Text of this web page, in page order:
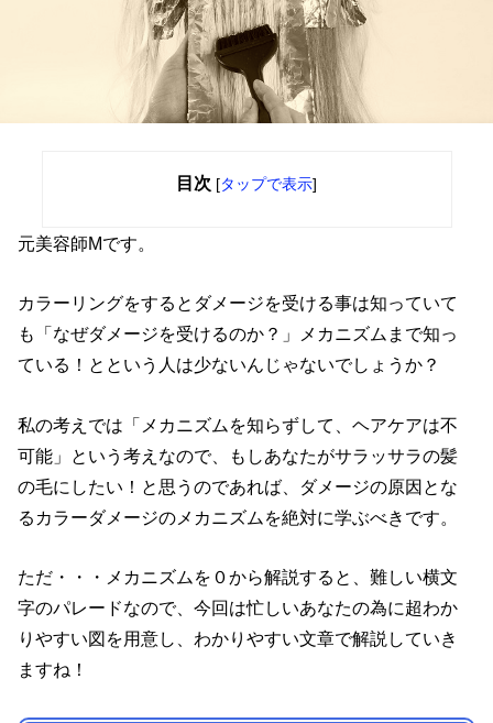
目次 [タップで表示]
元美容師Mです。
カラーリングをするとダメージを受ける事は知っていて
も「なぜダメージを受けるのか？」メカニズムまで知っ
ている！とという人は少ないんじゃないでしょうか？
私の考えでは「メカニズムを知らずして、ヘアケアは不
可能」という考えなので、もしあなたがサラッサラの髪
の毛にしたい！と思うのであれば、ダメージの原因とな
るカラーダメージのメカニズムを絶対に学ぶべきです。
ただ・・・メカニズムを０から解説すると、難しい横文
字のパレードなので、今回は忙しいあなたの為に超わか
りやすい図を用意し、わかりやすい文章で解説していき
ますね！